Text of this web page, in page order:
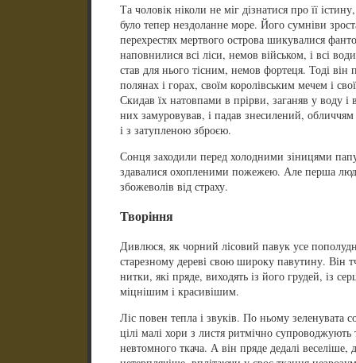
Та чоловік ніколи не міг дізнатися про її
було тепер нездоланне море. Його сумніви
перехрестях мертвого острова шикувалися
наповнилися всі ліси, немов військом, і всі
став для нього тісним, немов фортеця. Тоді він
полянах і горах, своїм королівським мечем і
Скидав їх натовпами в прірви, заганяв у воду і
них замуровував, і падав знесилений,
і з затупленою зброєю.
Сонця заходили перед холодними зіницями
здавалися охопленими пожежею. Але перша
збожеволів від страху.
Творіння
Дивлюся, як чорний лісовий павук усе
старезному дереві свою широку павутину. Він
нитки, які пряде, виходять із його грудей, із
міцнішим і красивішим.
Ліс повен тепла і звуків. По ньому зеленувата
цілі малі хори з листя ритмічно
невтомного ткача. А він пряде дедалі веселіше,